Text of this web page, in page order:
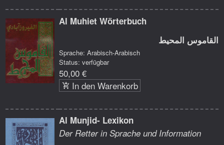
Al Muhiet Wörterbuch
القاموس المحيط
Sprache: Arabisch-Arabisch
Status: verfügbar
50,00 €
In den Warenkorb
Al Munjid- Lexikon
Der Retter in Sprache und Information